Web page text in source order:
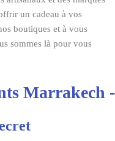
un cadeau à vos
boutiques et à vous
sommes là pour vous
Marrakech -